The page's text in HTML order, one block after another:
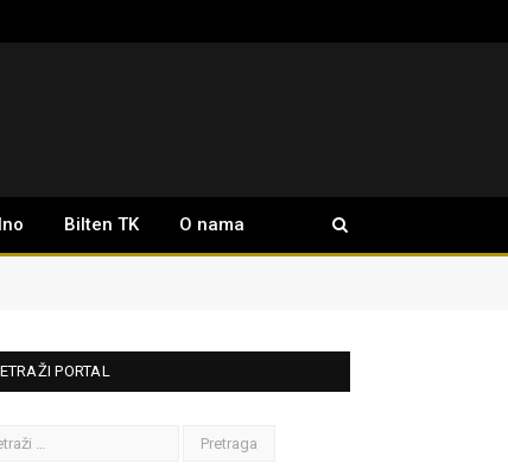
Bilten TK O nama
PORTAL